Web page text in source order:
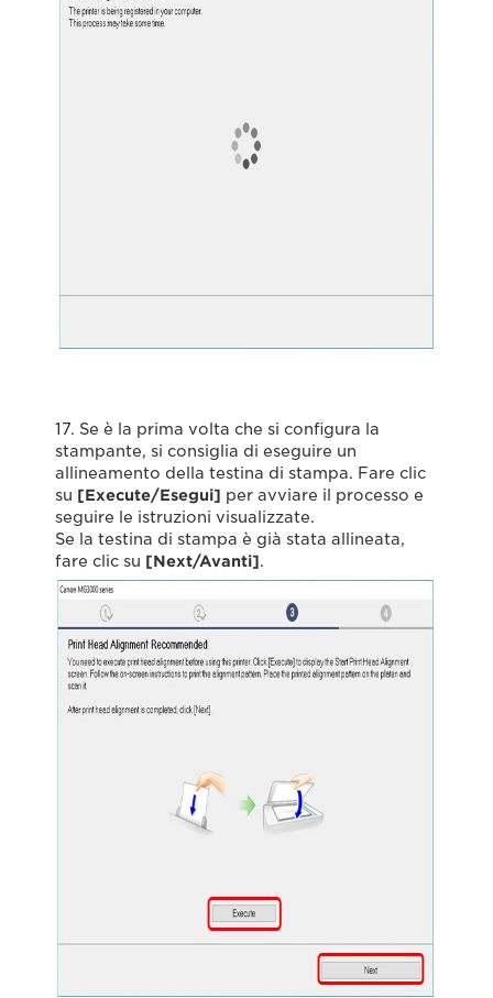
17. Se è la prima volta che si configura la
stampante, si consiglia di eseguire un
allineamento della testina di stampa. Fare clic
su [Execute/Esegui] per avviare il processo e
seguire le istruzioni visualizzate.
Se la testina di stampa è già stata allineata,
fare clic su [Next/Avanti].